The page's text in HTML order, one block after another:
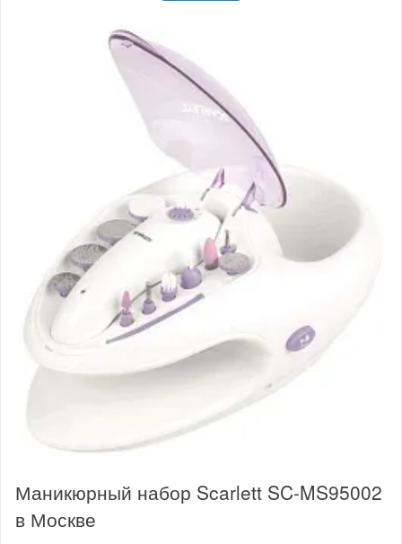
Маникюрный набор Scarlett SC-MS95002
в Москве